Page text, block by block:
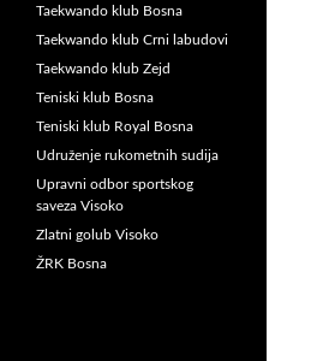
Taekwando klub Bosna
Taekwando klub Crni labudovi
Taekwando klub Zejd
Teniski klub Bosna
Teniski klub Royal Bosna
Udruženje rukometnih sudija
Upravni odbor sportskog
saveza Visoko
Zlatni golub Visoko
ŽRK Bosna